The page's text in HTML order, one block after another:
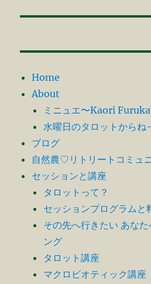
ー
ン
投
Home
About
ミニュエ〜Kaori
水曜日のタロットからね
ブログ
自然農♡リトリートコミュ
セッションと講座
タロットって？
セッションプログラムと
その先へ行きたい あな
ング
タロット講座
マクロビオティック講座